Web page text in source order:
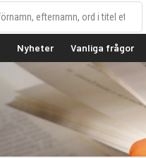
Nyheter Vanliga frågor